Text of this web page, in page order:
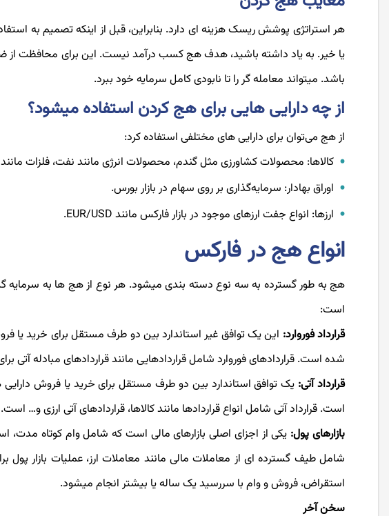
هر استراتژی پوشش ریسک هزینه ای دارد. بنابراین، قبل از اینکه تصمیم به
یا خیر. به یاد داشته باشید، هدف هج کسب درآمد نیست. این برای محافظت از
باشد. می­تواند معامله­ گر را تا نابودی کامل سرمایه خود ببرد.
از چه دارایی­ هایی برای هج کردن استفاده می­شود؟
از هج می‌توان برای دارایی­ های مختلفی استفاده کرد:
کالاها: محصولات کشاورزی مثل گندم، محصولات انرژی مانند نفت، فلزات
اوراق بهادار: سرمایه‌گذاری بر روی سهام در بازار بورس.
ارزها: انواع جفت ارزهای موجود در بازار فارکس مانند EUR/USD.
انواع هج در فارکس
هج به طور گسترده به سه نوع دسته بندی می­شود. هر نوع از هج ها به
است:
قرارداد فوروارد: این یک توافق غیر استاندارد بین دو طرف مستقل برای خرید یا
شده است. قراردادهای فوروارد شامل قراردادهایی مانند قراردادهای مبادله آتی
قرارداد آتی: یک توافق استاندارد بین دو طرف مستقل برای خرید یا فروش
است. قرارداد آتی شامل انواع قراردادها مانند کالاها، قراردادهای آتی ارزی و… است.
بازارهای پول: یکی از اجزای اصلی بازارهای مالی است که شامل وام کوتاه
شامل طیف گسترده ای از معاملات مالی مانند معاملات ارز، عملیات بازار
استقراض، فروش و وام با سررسید یک ساله یا بیشتر انجام می­شود.
سخن آخر